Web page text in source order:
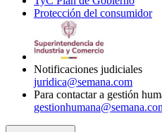
newin
Protección del consumidor
Notificaciones judiciales
juridica@semana.com
Para contactar a gestión